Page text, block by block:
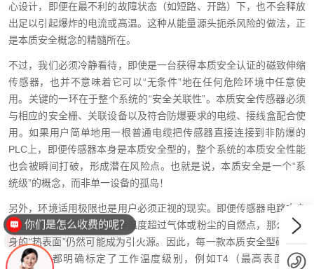
心设计，即便在最不利的故障状态（如短路、开路）下，也不会释放
出足以引起爆炸的电流或高温。这种从能量源头扼杀风险的做法，正
是本质安全概念的精髓所在。
不过，我们必须冷静看待，即使是一台获得本质安全认证的磁致伸缩
传感器，也并不意味着它可以“无条件”地在任何危险环境中任意使
用。关键的一环在于整个系统的“安全关联性”。本质安全传感器必须
与相应的安全栅、关联设备以及符合防爆要求的电缆、接线盒配合使
用。如果用户简单地用一根普通电缆把传感器直接连接到非防爆的
PLC上，即便传感器本身是本质安全型的，整个系统的本质安全性能
也会被瞬间打破，形成潜在风险点。也就是说，本质安全是一个“系
统级”的概念，而非单一设备的孤岛！
另外，环境适用极限也是用户必须正视的现实。即便传感器电路本身
能量极低，如果允许其工作温度超过气体或粉尘的自燃点，那么它自
身的“热表面”仍然可能成为引火源。因此，每一款本质安全型磁致伸
缩传感器都明确标定了工作温度级别，例如T4（最高表面温度
你们是怎么收费的呢？
现在有优惠活动么？